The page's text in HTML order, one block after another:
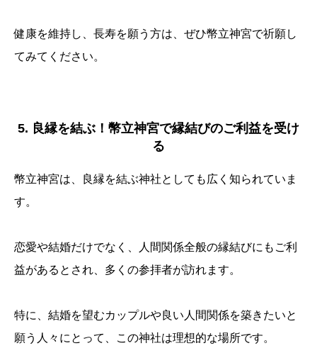
健康を維持し、長寿を願う方は、ぜひ幣立神宮で祈願し
てみてください。
5. 良縁を結ぶ！幣立神宮で縁結びのご利益を受け
る
幣立神宮は、良縁を結ぶ神社としても広く知られていま
す。
恋愛や結婚だけでなく、人間関係全般の縁結びにもご利
益があるとされ、多くの参拝者が訪れます。
特に、結婚を望むカップルや良い人間関係を築きたいと
願う人々にとって、この神社は理想的な場所です。